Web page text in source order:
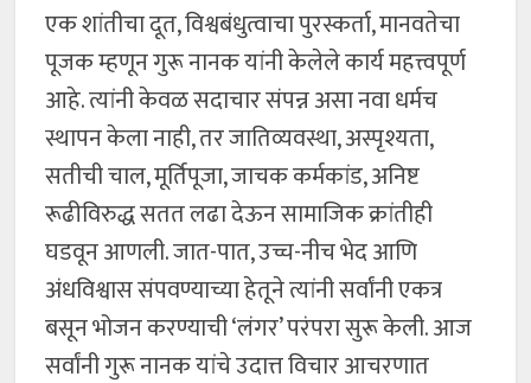
एक शांतीचा दूत, विश्वबंधुत्वाचा पुरस्कर्ता, मानवतेचा
पूजक म्हणून गुरू नानक यांनी केलेले कार्य महत्त्वपूर्ण
आहे. त्यांनी केवळ सदाचार संपन्न असा नवा धर्मच
स्थापन केला नाही, तर जातिव्यवस्था, अस्पृश्यता,
सतीची चाल, मूर्तिपूजा, जाचक कर्मकांड, अनिष्ट
रूढीविरुद्ध सतत लढा देऊन सामाजिक क्रांतीही
घडवून आणली. जात-पात, उच्च-नीच भेद आणि
अंधविश्वास संपवण्याच्या हेतूने त्यांनी सर्वांनी एकत्र
बसून भोजन करण्याची ‘लंगर’ परंपरा सुरू केली. आज
सर्वांनी गुरू नानक यांचे उदात्त विचार आचरणात